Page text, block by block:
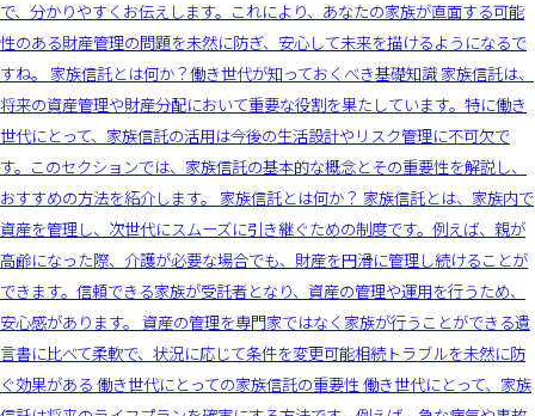
で、分かりやすくお伝えします。これにより、あなたの家族が直面する可能
性のある財産管理の問題を未然に防ぎ、安心して未来を描けるようになるで
すね。 家族信託とは何か？働き世代が知っておくべき基礎知識 家族信託は、
将来の資産管理や財産分配において重要な役割を果たしています。特に働き
世代にとって、家族信託の活用は今後の生活設計やリスク管理に不可欠で
す。このセクションでは、家族信託の基本的な概念とその重要性を解説し、
おすすめの方法を紹介します。 家族信託とは何か？ 家族信託とは、家族内で
資産を管理し、次世代にスムーズに引き継ぐための制度です。例えば、親が
高齢になった際、介護が必要な場合でも、財産を円滑に管理し続けることが
できます。信頼できる家族が受託者となり、資産の管理や運用を行うため、
安心感があります。 資産の管理を専門家ではなく家族が行うことができる遺
言書に比べて柔軟で、状況に応じて条件を変更可能相続トラブルを未然に防
ぐ効果がある 働き世代にとっての家族信託の重要性 働き世代にとって、家族